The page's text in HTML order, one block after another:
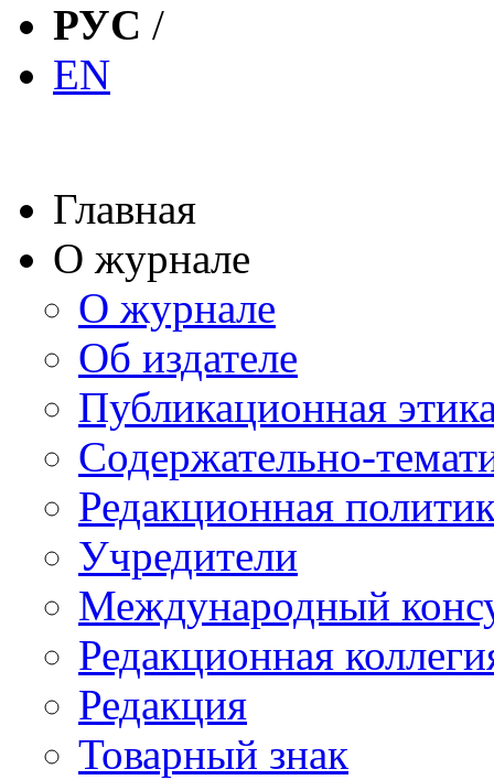
РУС /
EN
Главная
О журнале
О журнале
Об издателе
Публикационная
Содержательно-
Редакционная
Учредители
Международный
Редакционная
Редакция
Товарный знак